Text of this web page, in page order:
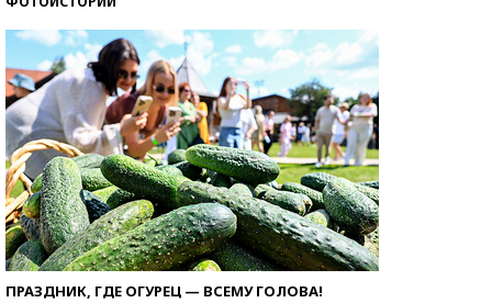
ПРАЗДНИК, ГДЕ ОГУРЕЦ — ВСЕМУ ГОЛОВА!